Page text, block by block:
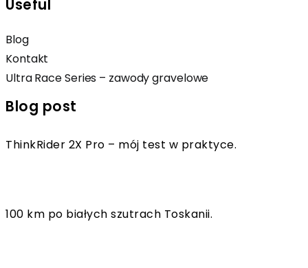
Useful
Blog
Kontakt
Ultra Race Series – zawody gravelowe
Blog post
ThinkRider 2X Pro – mój test w praktyce.
100 km po białych szutrach Toskanii.